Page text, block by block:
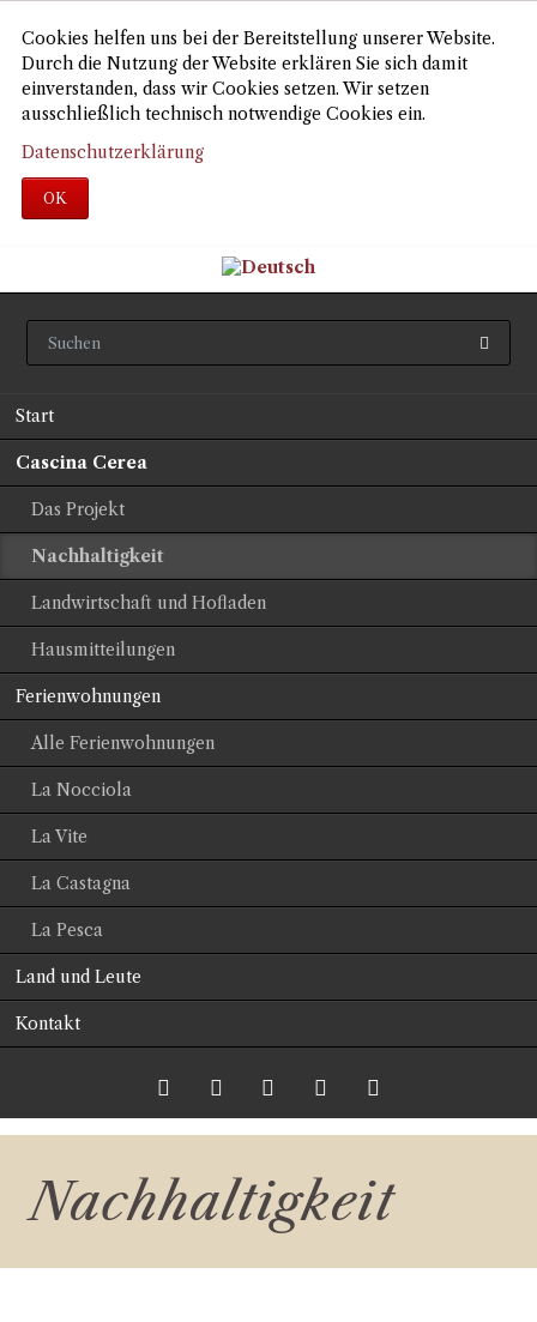
Cookies helfen uns bei der Bereitstellung unserer Website.
Durch die Nutzung der Website erklären Sie sich damit
einverstanden, dass wir Cookies setzen. Wir setzen
ausschließlich technisch notwendige Cookies ein.
Datenschutzerklärung
OK
überspringen
Start
Cascina Cerea
Das Projekt
Nachhaltigkeit
Landwirtschaft und Hofladen
Hausmitteilungen
Ferienwohnungen
Alle Ferienwohnungen
La Nocciola
La Vite
La Castagna
La Pesca
Land und Leute
Kontakt
Feed
Nachhaltigkeit